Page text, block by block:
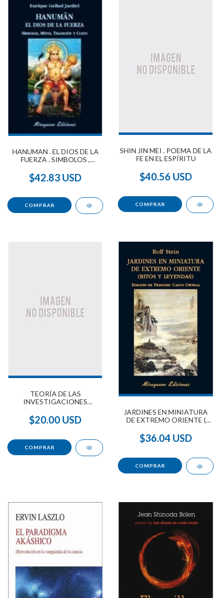
HANUMAN . EL DIOS DE LA
FUERZA . SIMBOLOS ,
CULTO
$42.83 USD
SHIN JIN MEI . POEMA DE LA
FE EN EL ESPÍRITU
$40.56 USD
TEORÍA DE LAS
INVESTIGACIONES
$20.00 USD
JARDINES EN MINIATURA
DE EXTREMO ORIENTE (
$36.04 USD